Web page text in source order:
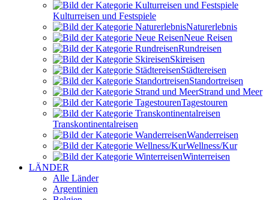
Kultur­reisen und Festspiele
Naturerlebnis
Neue Reisen
Rund­reisen
Ski­reisen
Städte­reisen
Standort­reisen
Strand und Meer
Tagestouren
Transkontinental­reisen
Wander­reisen
Wellness/Kur
Winter­reisen
LÄNDER
Alle Länder
Argentinien